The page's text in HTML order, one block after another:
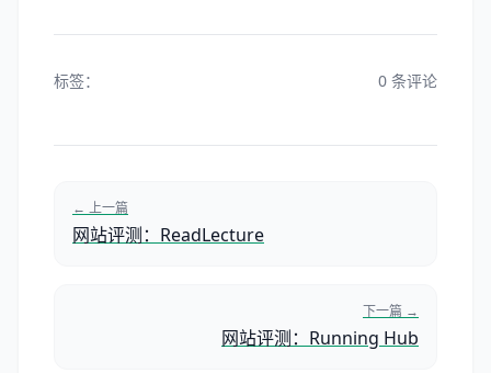
标签： 0 条评论
← 上一篇
网站评测：ReadLecture
下一篇 →
网站评测：Running Hub